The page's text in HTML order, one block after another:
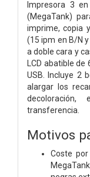
Impresora 3
(MegaTank)
imprime, copia
(15 ipm en B/N
a doble cara y
LCD abatible
USB. Incluye 2
alargar los
transferencia.
Motivos
Coste